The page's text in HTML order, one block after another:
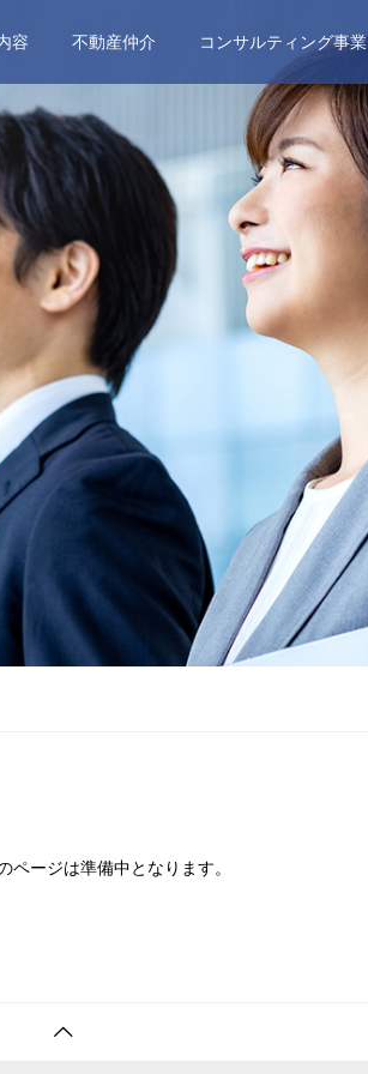
容 不動産仲介 コンサルティング事業
ページは準備中となります。